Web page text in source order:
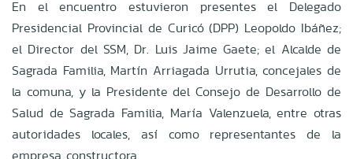
En el encuentro estuvieron presentes el Delegado
Presidencial Provincial de Curicó (DPP) Leopoldo Ibáñez;
el Director del SSM, Dr. Luis Jaime Gaete; el Alcalde de
Sagrada Familia, Martín Arriagada Urrutia, concejales de
la comuna, y la Presidente del Consejo de Desarrollo de
Salud de Sagrada Familia, María Valenzuela, entre otras
autoridades locales, así como representantes de la
empresa constructora.